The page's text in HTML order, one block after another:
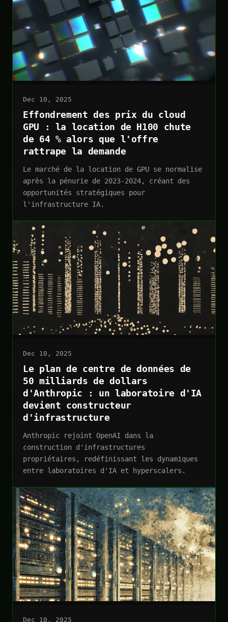
Dec 10, 2025
Effondrement des prix du cloud
GPU : la location de H100 chute
de 64 % alors que l'offre
rattrape la demande
Le marché de la location de GPU se normalise
après la pénurie de 2023-2024, créant des
opportunités stratégiques pour
l'infrastructure IA.
Dec 10, 2025
Le plan de centre de données de
50 milliards de dollars
d'Anthropic : un laboratoire d'IA
devient constructeur
d'infrastructure
Anthropic rejoint OpenAI dans la
construction d'infrastructures
propriétaires, redéfinissant les dynamiques
entre laboratoires d'IA et hyperscalers.
Dec 10, 2025